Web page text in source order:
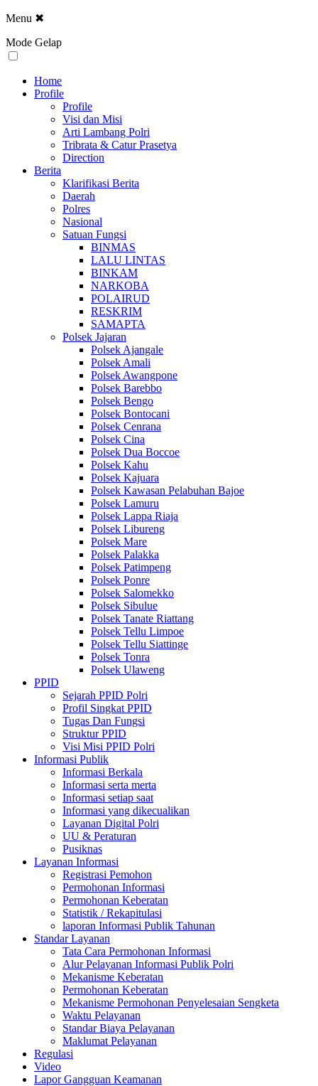
Menu ✖
Mode Gelap
Home
Profile
Profile
Visi dan Misi
Arti Lambang Polri
Tribrata & Catur Prasetya
Direction
Berita
Klarifikasi Berita
Daerah
Polres
Nasional
Satuan Fungsi
BINMAS
LALU LINTAS
BINKAM
NARKOBA
POLAIRUD
RESKRIM
SAMAPTA
Polsek Jajaran
Polsek Ajangale
Polsek Amali
Polsek Awangpone
Polsek Barebbo
Polsek Bengo
Polsek Bontocani
Polsek Cenrana
Polsek Cina
Polsek Dua Boccoe
Polsek Kahu
Polsek Kajuara
Polsek Kawasan Pelabuhan Bajoe
Polsek Lamuru
Polsek Lappa Riaja
Polsek Libureng
Polsek Mare
Polsek Palakka
Polsek Patimpeng
Polsek Ponre
Polsek Salomekko
Polsek Sibulue
Polsek Tanate Riattang
Polsek Tellu Limpoe
Polsek Tellu Siattinge
Polsek Tonra
Polsek Ulaweng
PPID
Sejarah PPID Polri
Profil Singkat PPID
Tugas Dan Fungsi
Struktur PPID
Visi Misi PPID Polri
Informasi Publik
Informasi Berkala
Informasi serta merta
Informasi setiap saat
Informasi yang dikecualikan
Layanan Digital Polri
UU & Peraturan
Pusiknas
Layanan Informasi
Registrasi Pemohon
Permohonan Informasi
Permohonan Keberatan
Statistik / Rekapitulasi
laporan Informasi Publik Tahunan
Standar Layanan
Tata Cara Permohonan Informasi
Alur Pelayanan Informasi Publik Polri
Mekanisme Keberatan
Permohonan Keberatan
Mekanisme Permohonan Penyelesaian Sengketa
Waktu Pelayanan
Standar Biaya Pelayanan
Maklumat Pelayanan
Regulasi
Video
Lapor Gangguan Keamanan